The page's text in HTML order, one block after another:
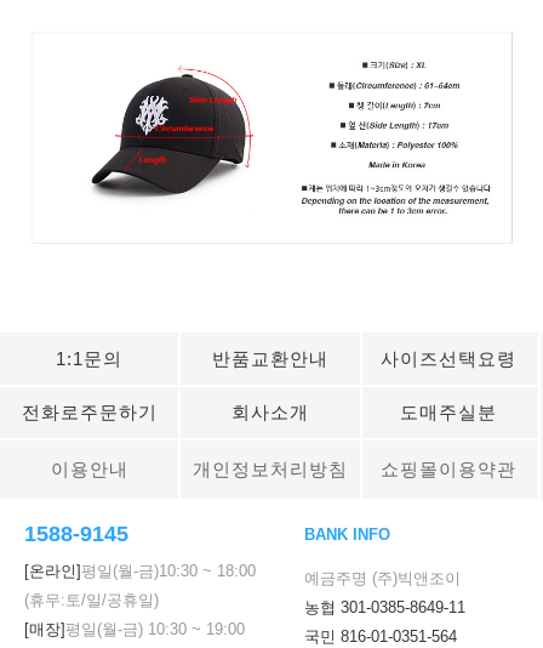
1:1문의 반품교환안내 사이즈선택요령
전화로주문하기 회사소개 도매주실분
이용안내 개인정보처리방침 쇼핑몰이용약관
1588-9145
[온라인] 평일(월-금)10:30 ~ 18:00
(휴무:토/일/공휴일)
[매장] 평일(월-금) 10:30 ~ 19:00
BANK INFO
예금주명 (주)빅앤조이
농협 301-0385-8649-11
국민 816-01-0351-564